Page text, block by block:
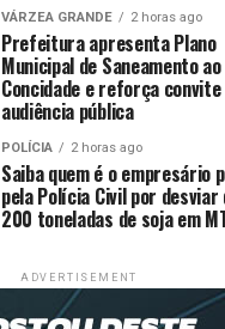
VÁRZEA GRANDE 2 horas ago
Prefeitura apresenta Plano
Municipal de Saneamento ao
Concidade e reforça
audiência pública
POLÍCIA 2 horas ago
Saiba quem é o empresário
pela Polícia Civil por desviar
200 toneladas de soja em
ADVERTISEMENT